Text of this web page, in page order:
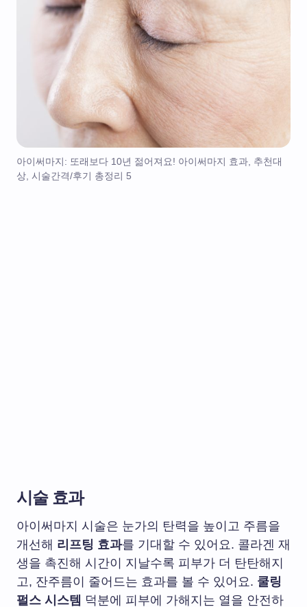
아이써마지: 또래보다 10년 젊어져요! 아이써마지 효과, 추천대
상, 시술간격/후기 총정리 5
시술 효과
아이써마지 시술은 눈가의 탄력을 높이고 주름을
개선해 리프팅 효과를 기대할 수 있어요. 콜라겐 재
생을 촉진해 시간이 지날수록 피부가 더 탄탄해지
고, 잔주름이 줄어드는 효과를 볼 수 있어요. 쿨링
펄스 시스템 덕분에 피부에 가해지는 열을 안전하